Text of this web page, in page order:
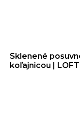
Sklenené
koľajnicou | LOFT